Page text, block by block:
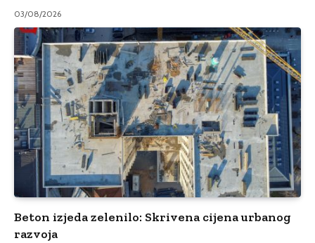
03/08/2026
Beton izjeda zelenilo: Skrivena cijena urbanog
razvoja